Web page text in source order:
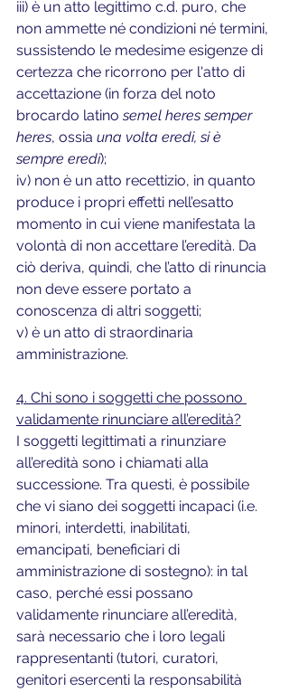
iii) è un atto legittimo c.d. puro, che
non ammette né condizioni né termini,
sussistendo le medesime esigenze di
certezza che ricorrono per l'atto di
accettazione (in forza del noto
brocardo latino semel heres semper
heres, ossia una volta eredi, si è
sempre eredi);
iv) non è un atto recettizio, in quanto
produce i propri effetti nell’esatto
momento in cui viene manifestata la
volontà di non accettare l’eredità. Da
ciò deriva, quindi, che l’atto di rinuncia
non deve essere portato a
conoscenza di altri soggetti;
v) è un atto di straordinaria
amministrazione.
4. Chi sono i soggetti che possono
validamente rinunciare all’eredità?
I soggetti legittimati a rinunziare
all’eredità sono i chiamati alla
successione. Tra questi, è possibile
che vi siano dei soggetti incapaci (i.e.
minori, interdetti, inabilitati,
emancipati, beneficiari di
amministrazione di sostegno): in tal
caso, perché essi possano
validamente rinunciare all’eredità,
sarà necessario che i loro legali
rappresentanti (tutori, curatori,
genitori esercenti la responsabilità